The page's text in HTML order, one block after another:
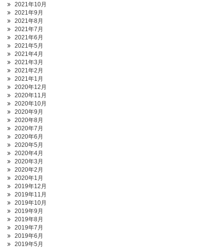
2021年10月
2021年9月
2021年8月
2021年7月
2021年6月
2021年5月
2021年4月
2021年3月
2021年2月
2021年1月
2020年12月
2020年11月
2020年10月
2020年9月
2020年8月
2020年7月
2020年6月
2020年5月
2020年4月
2020年3月
2020年2月
2020年1月
2019年12月
2019年11月
2019年10月
2019年9月
2019年8月
2019年7月
2019年6月
2019年5月